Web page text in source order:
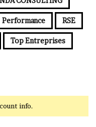
Performance RSE
Top Entreprises
info.